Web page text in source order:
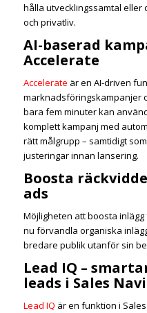
hålla utvecklingssamtal
och privatliv.
AI-baserad
Accelerate
Accelerate är en AI-driven
marknadsföringskampanjer
bara fem minuter kan
komplett kampanj med
rätt målgrupp – samtidigt
justeringar innan lansering.
Boosta
ads
Möjligheten att boosta
nu förvandla organiska
bredare publik utanför sin
Lead IQ –
leads i Sales
Lead IQ är en funktion i